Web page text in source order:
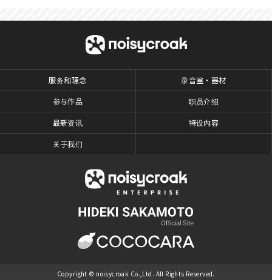
服务和理念
参与作品
最新资讯
关于我们
录音室・器材
职员介绍
特设内容
Copyright © noisycroak Co.,Ltd. All Rights Reserved.